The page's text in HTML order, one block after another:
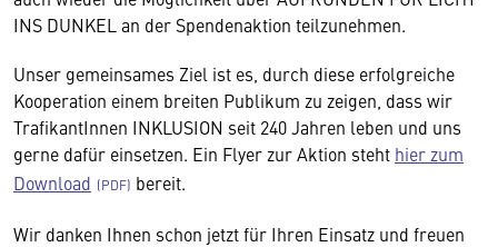
INS DUNKEL an der Spendenaktion teilzunehmen.
Unser gemeinsames Ziel ist es, durch diese erfolgreiche
Kooperation einem breiten Publikum zu zeigen, dass wir
TrafikantInnen INKLUSION seit 240 Jahren leben und uns
gerne dafür einsetzen. Ein Flyer zur Aktion steht hier zum
Download
bereit.
Wir danken Ihnen schon jetzt für Ihren Einsatz und freuen